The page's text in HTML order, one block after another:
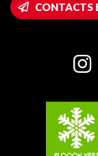
Maison des
Charte des Acteurs
Plagne 1800
Plagne Villages
Plagne Aime 2000
CONTACTS